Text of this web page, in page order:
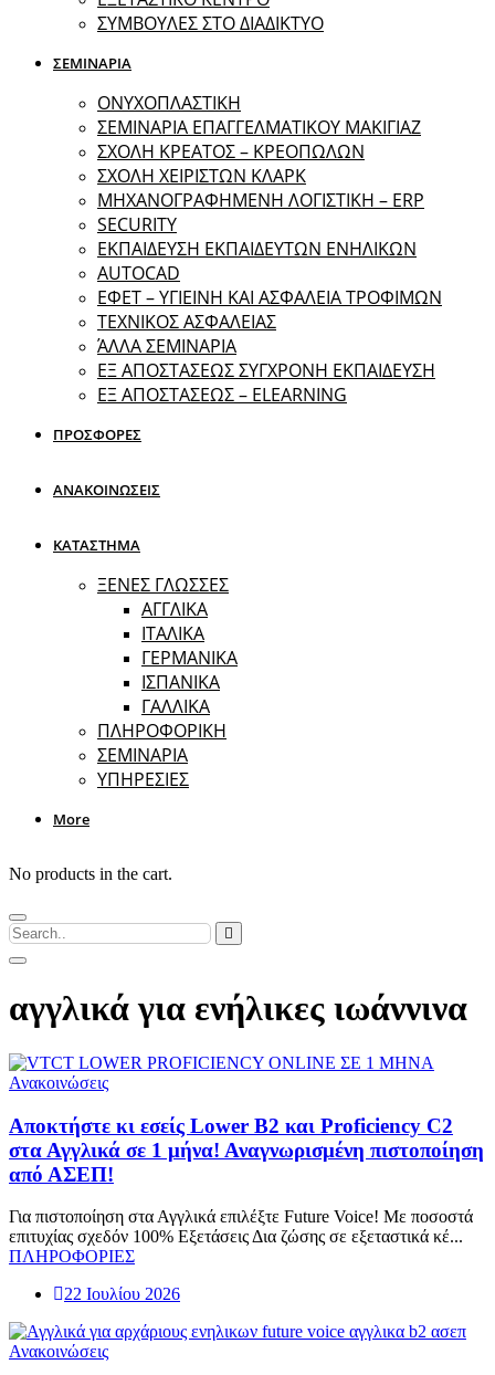
ΣΥΜΒΟΥΛΕΣ ΣΤΟ ΔΙΑΔΙΚΤΥΟ
ΣΕΜΙΝΑΡΙΑ
ΟΝΥΧΟΠΛΑΣΤΙΚΗ
ΣΕΜΙΝΑΡΙΑ ΕΠΑΓΓΕΛΜΑΤΙΚΟΥ ΜΑΚΙΓΙΑΖ
ΣΧΟΛΗ ΚΡΕΑΤΟΣ – ΚΡΕΟΠΩΛΩΝ
ΣΧΟΛΗ ΧΕΙΡΙΣΤΩΝ ΚΛΑΡΚ
ΜΗΧΑΝΟΓΡΑΦΗΜΕΝΗ ΛΟΓΙΣΤΙΚΗ – ERP
SECURITY
ΕΚΠΑΙΔΕΥΣΗ ΕΚΠΑΙΔΕΥΤΩΝ ΕΝΗΛΙΚΩΝ
ΑUTOCAD
ΕΦΕΤ – ΥΓΙΕΙΝΗ ΚΑΙ ΑΣΦΑΛΕΙΑ ΤΡΟΦΙΜΩΝ
ΤΕΧΝΙΚΟΣ ΑΣΦΑΛΕΙΑΣ
ΆΛΛΑ ΣΕΜΙΝΑΡΙΑ
EΞ ΑΠΟΣΤΑΣΕΩΣ ΣΥΓΧΡΟΝΗ ΕΚΠΑΙΔΕΥΣΗ
ΕΞ ΑΠΟΣΤΑΣΕΩΣ – ELEARNING
ΠΡΟΣΦΟΡΕΣ
ΑΝΑΚΟΙΝΩΣΕΙΣ
ΚΑΤΑΣΤΗΜΑ
ΞΕΝΕΣ ΓΛΩΣΣΕΣ
ΑΓΓΛΙΚΑ
ΙΤΑΛΙΚΑ
ΓΕΡΜΑΝΙΚΑ
ΙΣΠΑΝΙΚΑ
ΓΑΛΛΙΚΑ
ΠΛΗΡΟΦΟΡΙΚΗ
ΣΕΜΙΝΑΡΙΑ
ΥΠΗΡΕΣΙΕΣ
More
No products in the cart.
αγγλικά για ενήλικες ιωάννινα
Ανακοινώσεις
Αποκτήστε κι εσείς Lower Β2 και Proficiency C2
στα Αγγλικά σε 1 μήνα! Αναγνωρισμένη πιστοποίηση
από ΑΣΕΠ!
Για πιστοποίηση στα Αγγλικά επιλέξτε Future Voice! Με ποσοστά
επιτυχίας σχεδόν 100% Εξετάσεις Δια ζώσης σε εξεταστικά κέ...
ΠΛΗΡΟΦΟΡΙΕΣ
22 Ιουλίου 2026
Ανακοινώσεις